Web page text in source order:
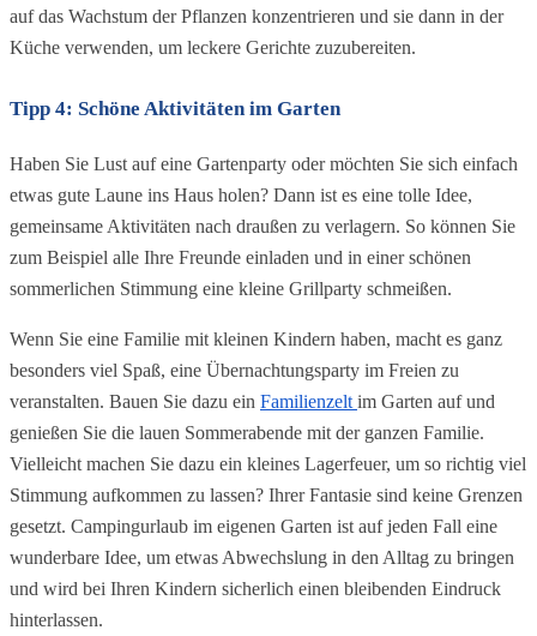
auf das Wachstum der Pflanzen konzentrieren und sie dann in der
Küche verwenden, um leckere Gerichte zuzubereiten.
Tipp 4: Schöne Aktivitäten im Garten
Haben Sie Lust auf eine Gartenparty oder möchten Sie sich einfach
etwas gute Laune ins Haus holen? Dann ist es eine tolle Idee,
gemeinsame Aktivitäten nach draußen zu verlagern. So können Sie
zum Beispiel alle Ihre Freunde einladen und in einer schönen
sommerlichen Stimmung eine kleine Grillparty schmeißen.
Wenn Sie eine Familie mit kleinen Kindern haben, macht es ganz
besonders viel Spaß, eine Übernachtungsparty im Freien zu
veranstalten. Bauen Sie dazu ein Familienzelt im Garten auf und
genießen Sie die lauen Sommerabende mit der ganzen Familie.
Vielleicht machen Sie dazu ein kleines Lagerfeuer, um so richtig viel
Stimmung aufkommen zu lassen? Ihrer Fantasie sind keine Grenzen
gesetzt. Campingurlaub im eigenen Garten ist auf jeden Fall eine
wunderbare Idee, um etwas Abwechslung in den Alltag zu bringen
und wird bei Ihren Kindern sicherlich einen bleibenden Eindruck
hinterlassen.